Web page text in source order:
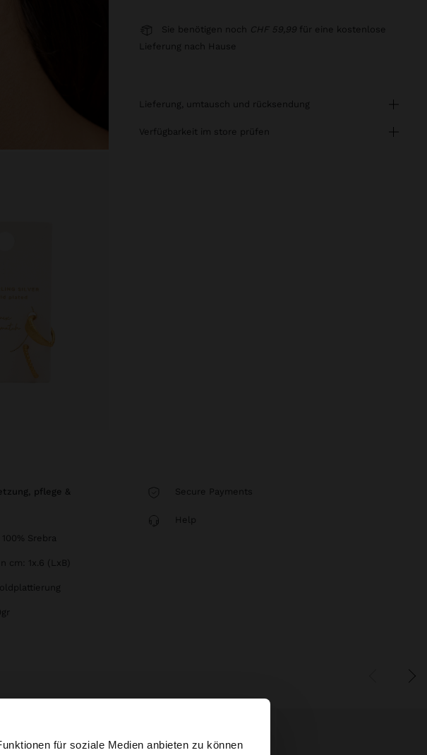
für soziale Medien anbieten zu können
×
Sie benötigen noch CHF 59,99 für eine kostenlose
Lieferung nach Hause
lieferung, umtausch und rücksendung
verfügbarkeit im store prüfen
Srebra
cm: 1x.6 (LxB)
Secure Payments
Help